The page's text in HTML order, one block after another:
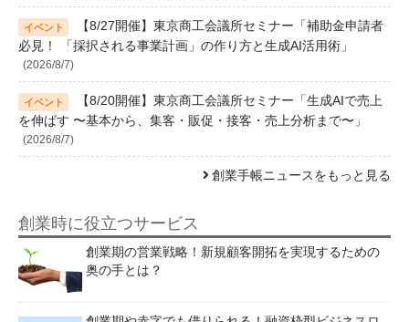
【8/27開催】東京商工会議所セミナー「補助金申請者
必見！ 「採択される事業計画」の作り方と生成AI活用術」
(2026/8/7)
【8/20開催】東京商工会議所セミナー「生成AIで売上
を伸ばす 〜基本から、集客・販促・接客・売上分析まで〜」
(2026/8/7)
創業手帳ニュースをもっと見る
創業時に役立つサービス
創業期の営業戦略！新規顧客開拓を実現するための
奥の手とは？